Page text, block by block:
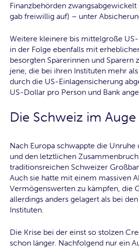
Finanzbehörden zwangsabgewickelt
gab freiwillig auf) – unter
Weitere kleinere bis mittelgroße
in der Folge ebenfalls mit
besorgten Sparerinnen und Sparern
jene, die bei ihren Instituten mehr
durch die US-Einlagensicherung
US-Dollar pro Person und Bank
Die Schweiz im
Nach Europa schwappte die
und den letztlichen
traditionsreichen Schweizer
Auch sie hatte mit einem massiven
Vermögenswerten zu kämpfen, die
allerdings anders gelagert als bei
Instituten.
Die Krise bei der einst so stolzen
schon länger. Nachfolgend nur ein